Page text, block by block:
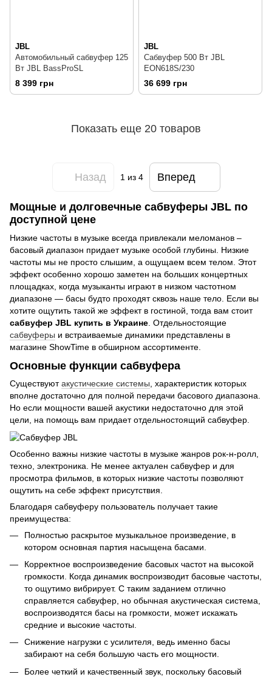
JBL
Автомобильный сабвуфер 125
Вт JBL BassProSL
8 399 грн
JBL
Сабвуфер 500 Вт JBL
EON618S/230
36 699 грн
Показать еще 20 товаров
Назад 1из 4 Вперед
Мощные и долговечные сабвуферы JBL по
доступной цене
Низкие частоты в музыке всегда привлекали меломанов –
басовый диапазон придает музыке особой глубины. Низкие
частоты мы не просто слышим, а ощущаем всем телом. Этот
эффект особенно хорошо заметен на больших концертных
площадках, когда музыканты играют в низком частотном
диапазоне — басы будто проходят сквозь наше тело. Если вы
хотите ощутить такой же эффект в гостиной, тогда вам стоит
сабвуфер JBL купить в Украине . Отдельностоящие
сабвуферы и встраиваемые динамики представлены в
магазине ShowTime в обширном ассортименте.
Основные функции сабвуфера
Существуютакустические системы, характеристик которых
вполне достаточно для полной передачи басового диапазона.
Но если мощности вашей акустики недостаточно для этой
цели, на помощь вам придает отдельностоящий сабвуфер.
Особенно важны низкие частоты в музыке жанров рок-н-ролл,
техно, электроника. Не менее актуален сабвуфер и для
просмотра фильмов, в которых низкие частоты позволяют
ощутить на себе эффект присутствия.
Благодаря сабвуферу пользователь получает такие
преимущества:
Полностью раскрытое музыкальное произведение, в
котором основная партия насыщена басами.
Корректное воспроизведение басовых частот на высокой
громкости. Когда динамик воспроизводит басовые частоты,
то ощутимо вибрирует. С таким заданием отлично
справляется сабвуфер, но обычная акустическая система,
воспроизводятся басы на громкости, может искажать
средние и высокие частоты.
Снижение нагрузки с усилителя, ведь именно басы
забирают на себя большую часть его мощности.
Более четкий и качественный звук, поскольку басовый